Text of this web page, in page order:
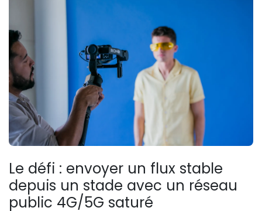
Le défi : envoyer un flux stable
depuis un stade avec un réseau
public 4G/5G saturé